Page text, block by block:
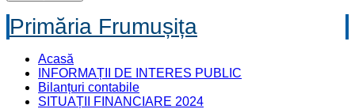
Primăria Frumușița
Acasă
INFORMAȚII DE INTERES PUBLIC
Bilanțuri contabile
SITUAȚII FINANCIARE 2024